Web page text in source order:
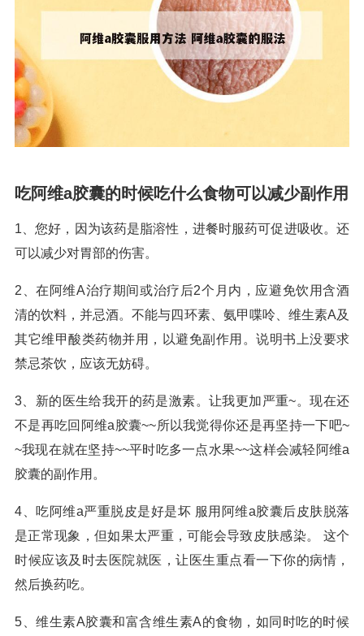
吃阿维a胶囊的时候吃什么食物可以减少副作用
1、您好，因为该药是脂溶性，进餐时服药可促进吸收。还
可以减少对胃部的伤害。
2、在阿维A治疗期间或治疗后2个月内，应避免饮用含酒
清的饮料，并忌酒。不能与四环素、氨甲喋呤、维生素A及
其它维甲酸类药物并用，以避免副作用。说明书上没要求
禁忌茶饮，应该无妨碍。
3、新的医生给我开的药是激素。让我更加严重~。现在还
不是再吃回阿维a胶囊~~所以我觉得你还是再坚持一下吧~
~我现在就在坚持~~平时吃多一点水果~~这样会减轻阿维a
胶囊的副作用。
4、吃阿维a严重脱皮是好是坏 服用阿维a胶囊后皮肤脱落
是正常现象，但如果太严重，可能会导致皮肤感染。 这个
时候应该及时去医院就医，让医生重点看一下你的病情，
然后换药吃。
5、维生素A胶囊和富含维生素A的食物，如同时吃的时候